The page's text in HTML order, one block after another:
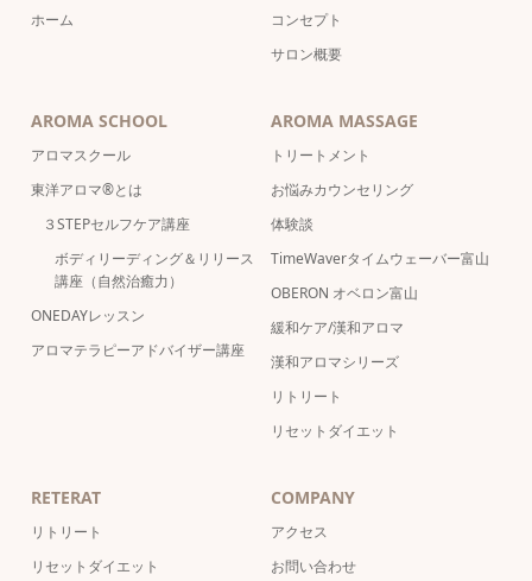
ホーム
コンセプト
サロン概要
AROMA SCHOOL
アロマスクール
東洋アロマ®とは
３STEPセルフケア講座
ボディリーディング＆リリース
講座（自然治癒力）
ONEDAYレッスン
アロマテラピーアドバイザー講座
AROMA MASSAGE
トリートメント
お悩みカウンセリング
体験談
TimeWaverタイムウェーバー富山
OBERON オベロン富山
緩和ケア/漢和アロマ
漢和アロマシリーズ
リトリート
リセットダイエット
RETERAT
リトリート
リセットダイエット
COMPANY
アクセス
お問い合わせ